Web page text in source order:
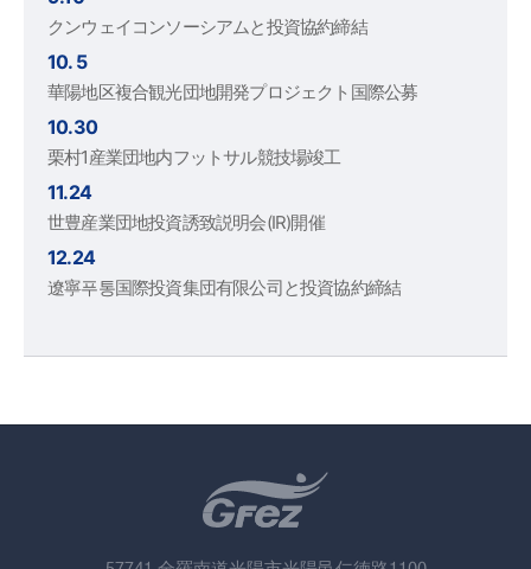
クンウェイコンソーシアムと投資協約締結
10. 5
華陽地区複合観光団地開発プロジェクト国際公募
10.30
栗村1産業団地内フットサル競技場竣工
11.24
世豊産業団地投資誘致説明会(IR)開催
12.24
遼寧푸통国際投資集団有限公司と投資協約締結